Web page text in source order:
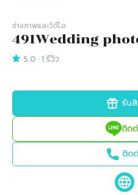
ช่างภาพและวิดีโอ
491Wedding
5.0 ·1รีวิว
รับ
ติด
ติด